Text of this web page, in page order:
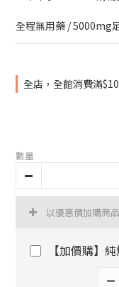
全程無用藥 / 5000mg
全店，全館消費滿
數量
以優惠價加購商品
【加價購】